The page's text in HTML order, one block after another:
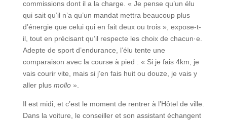
commissions dont il a la charge. « Je pense qu’un élu
qui sait qu’il n’a qu’un mandat mettra beaucoup plus
d’énergie que celui qui en fait deux ou trois », expose-t-
il, tout en précisant qu’il respecte les choix de chacun·e.
Adepte de sport d’endurance, l’élu tente une
comparaison avec la course à pied : « Si je fais 4km, je
vais courir vite, mais si j’en fais huit ou douze, je vais y
aller plus mollo».
Il est midi, et c’est le moment de rentrer à l’Hôtel de ville.
Dans la voiture, le conseiller et son assistant échangent